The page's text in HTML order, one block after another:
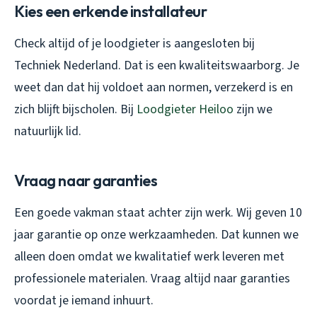
Kies een erkende installateur
Check altijd of je loodgieter is aangesloten bij
Techniek Nederland. Dat is een kwaliteitswaarborg. Je
weet dan dat hij voldoet aan normen, verzekerd is en
zich blijft bijscholen. Bij Loodgieter Heiloo zijn we
natuurlijk lid.
Vraag naar garanties
Een goede vakman staat achter zijn werk. Wij geven 10
jaar garantie op onze werkzaamheden. Dat kunnen we
alleen doen omdat we kwalitatief werk leveren met
professionele materialen. Vraag altijd naar garanties
voordat je iemand inhuurt.